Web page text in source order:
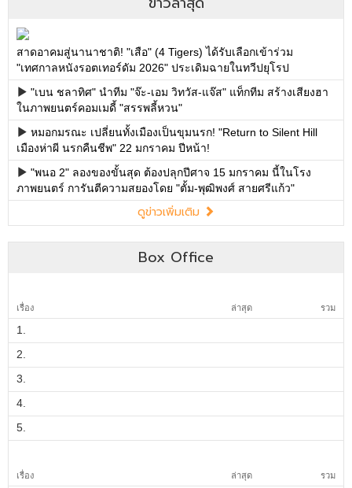
Box Office
เรื่อง ล่าสุด รวม
1.
2.
3.
4.
5.
เรื่อง ล่าสุด รวม